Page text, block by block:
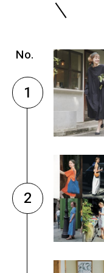
1
2